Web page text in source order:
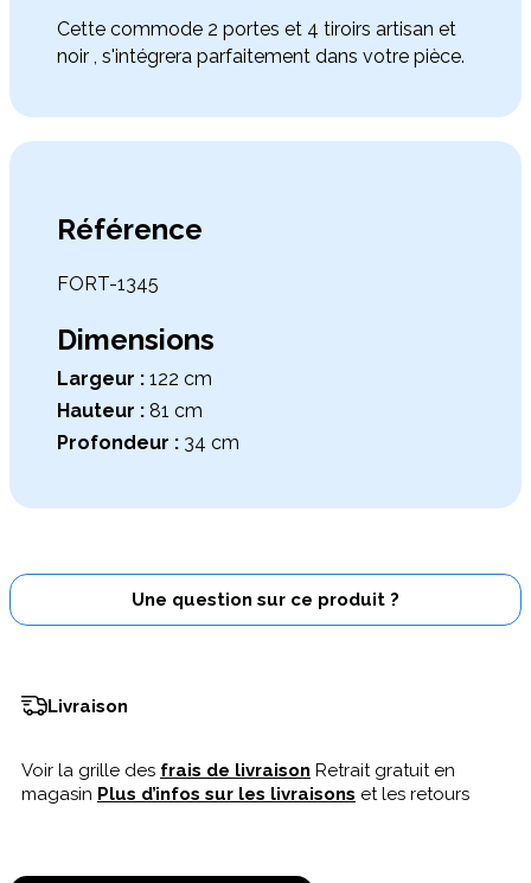
Cette commode 2 portes et 4 tiroirs artisan et
noir , s'intégrera parfaitement dans votre pièce.
Référence
FORT-1345
Dimensions
Largeur : 122 cm
Hauteur : 81 cm
Profondeur : 34 cm
Une question sur ce produit ?
Livraison
Voir la grille des frais de livraison Retrait gratuit en
magasin Plus d’infos sur les livraisons et les retours